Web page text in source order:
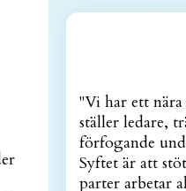
"Vi har ett nära
ställer ledare,
förfogande
Syftet är att
parter arbetar